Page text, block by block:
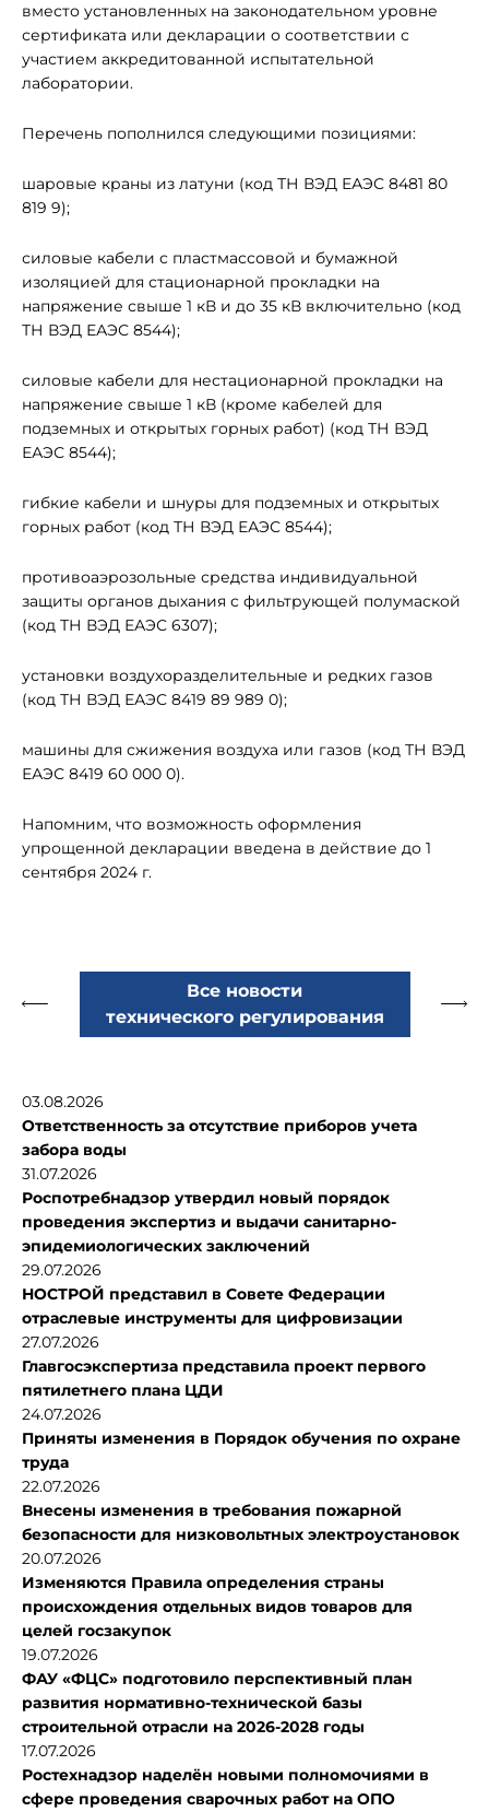
вместо установленных на законодательном уровне
сертификата или декларации о соответствии с
участием аккредитованной испытательной
лаборатории.
Перечень пополнился следующими позициями:
шаровые краны из латуни (код ТН ВЭД ЕАЭС 8481 80
819 9);
силовые кабели с пластмассовой и бумажной
изоляцией для стационарной прокладки на
напряжение свыше 1 кВ и до 35 кВ включительно (код
ТН ВЭД ЕАЭС 8544);
силовые кабели для нестационарной прокладки на
напряжение свыше 1 кВ (кроме кабелей для
подземных и открытых горных работ) (код ТН ВЭД
ЕАЭС 8544);
гибкие кабели и шнуры для подземных и открытых
горных работ (код ТН ВЭД ЕАЭС 8544);
противоаэрозольные средства индивидуальной
защиты органов дыхания с фильтрующей полумаской
(код ТН ВЭД ЕАЭС 6307);
установки воздухоразделительные и редких газов
(код ТН ВЭД ЕАЭС 8419 89 989 0);
машины для сжижения воздуха или газов (код ТН ВЭД
ЕАЭС 8419 60 000 0).
Напомним, что возможность оформления
упрощенной декларации введена в действие до 1
сентября 2024 г.
Все новости
технического регулирования
03.08.2026
Ответственность за отсутствие приборов учета
забора воды
31.07.2026
Роспотребнадзор утвердил новый порядок
проведения экспертиз и выдачи санитарно-
эпидемиологических заключений
29.07.2026
НОСТРОЙ представил в Совете Федерации
отраслевые инструменты для цифровизации
27.07.2026
Главгосэкспертиза представила проект первого
пятилетнего плана ЦДИ
24.07.2026
Приняты изменения в Порядок обучения по охране
труда
22.07.2026
Внесены изменения в требования пожарной
безопасности для низковольтных электроустановок
20.07.2026
Изменяются Правила определения страны
происхождения отдельных видов товаров для
целей госзакупок
19.07.2026
ФАУ «ФЦС» подготовило перспективный план
развития нормативно-технической базы
строительной отрасли на 2026-2028 годы
17.07.2026
Ростехнадзор наделён новыми полномочиями в
сфере проведения сварочных работ на ОПО